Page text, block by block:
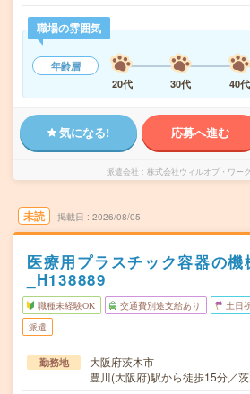
職場の雰囲気
年齢層
20代
30代 40代
気になる! 応募へ進む
派遣会社 株式会社ウィルオブ・ワ
未読 掲載日 2026/08/05
医療用プラスチック容器の
_H138889
職種未経験OK 交通費別途支給あり 土日
派遣
勤務地
大阪府茨木市
豊川(大阪府)駅から徒歩15分／